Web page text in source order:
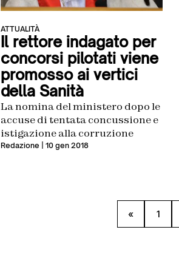
ATTUALITÀ
Il rettore indagato per
concorsi pilotati viene
promosso ai vertici
della Sanità
La nomina del ministero dopo le
accuse di tentata concussione e
istigazione alla corruzione
Redazione | 10 gen 2018
« 1